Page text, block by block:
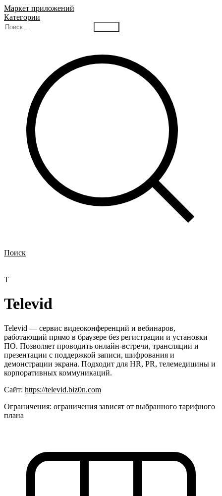
Маркет приложений
Категории
Поиск
T
Televid
Televid — сервис видеоконференций и вебинаров,
работающий прямо в браузере без регистрации и установки
ПО. Позволяет проводить онлайн-встречи, трансляции и
презентации с поддержкой записи, шифрования и
демонстрации экрана. Подходит для HR, PR, телемедицины и
корпоративных коммуникаций.
Сайт: https://televid.biz0n.com
Ограничения: ограничения зависят от выбранного тарифного
плана